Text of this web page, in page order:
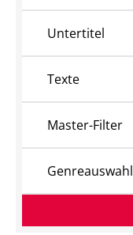
Untertitel
Texte
Master-Filter
Genreauswahl